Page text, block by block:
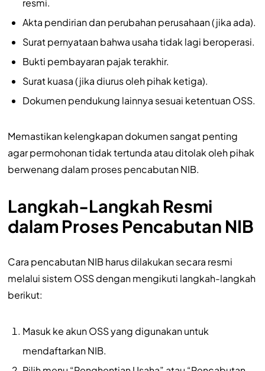
Akta pendirian dan perubahan perusahaan (jika ada).
Surat pernyataan bahwa usaha tidak lagi beroperasi.
Bukti pembayaran pajak terakhir.
Surat kuasa (jika diurus oleh pihak ketiga).
Dokumen pendukung lainnya sesuai ketentuan OSS.
Memastikan kelengkapan dokumen sangat penting
agar permohonan tidak tertunda atau ditolak oleh pihak
berwenang dalam proses pencabutan NIB.
Langkah-Langkah Resmi
dalam Proses Pencabutan NIB
Cara pencabutan NIB harus dilakukan secara resmi
melalui sistem OSS dengan mengikuti langkah-langkah
berikut:
Masuk ke akun OSS yang digunakan untuk
mendaftarkan NIB.